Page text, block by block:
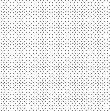
al